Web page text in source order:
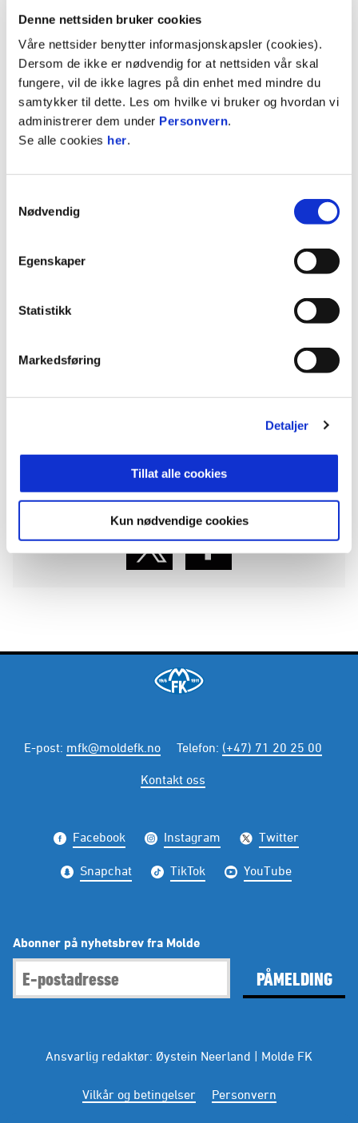
Denne nettsiden bruker cookies
Våre nettsider benytter informasjonskapsler (cookies).
Dersom de ikke er nødvendig for at nettsiden vår skal
fungere, vil de ikke lagres på din enhet med mindre du
samtykker til dette. Les om hvilke vi bruker og hvordan vi
administrerer dem under Personvern.
Se alle cookies her.
Nødvendig
Egenskaper
Statistikk
Markedsføring
Detaljer
Tillat alle cookies
Kun nødvendige cookies
1926-1928
1923-1925
1921-1922
Finn historien for hvert år i margen til høyre. Vi
fremover.
Pedersen, Arthur Elvsås, Ivar Rasmussen, Ansgar
f.v: Arvid Nustad, Alf "Gummimannen" Lie, Magnar
Strande. Stående bak i dress: Sigurd Pedersen.
Skrevet av: Olaus Brunvoll
E-post: mfk@moldefk.no Telefon: (+47) 71 20 25 00
Kontakt oss
Facebook Instagram Twitter
Snapchat TikTok YouTube
Abonner på nyhetsbrev fra Molde
PÅMELDING
Ansvarlig redaktør: Øystein Neerland | Molde FK
Vilkår og betingelser Personvern